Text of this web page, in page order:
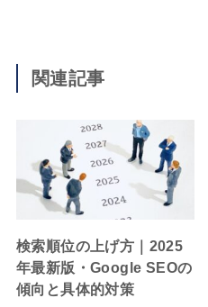
関連記事
検索順位の上げ方｜2025
年最新版・Google SEOの
傾向と具体的対策